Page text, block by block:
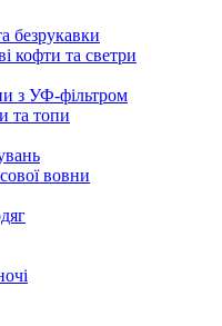
безрукавки
кофти та светри
з УФ-фільтром
та топи
вовни